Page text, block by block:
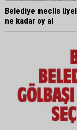
Belediye meclis
ne kadar oy al